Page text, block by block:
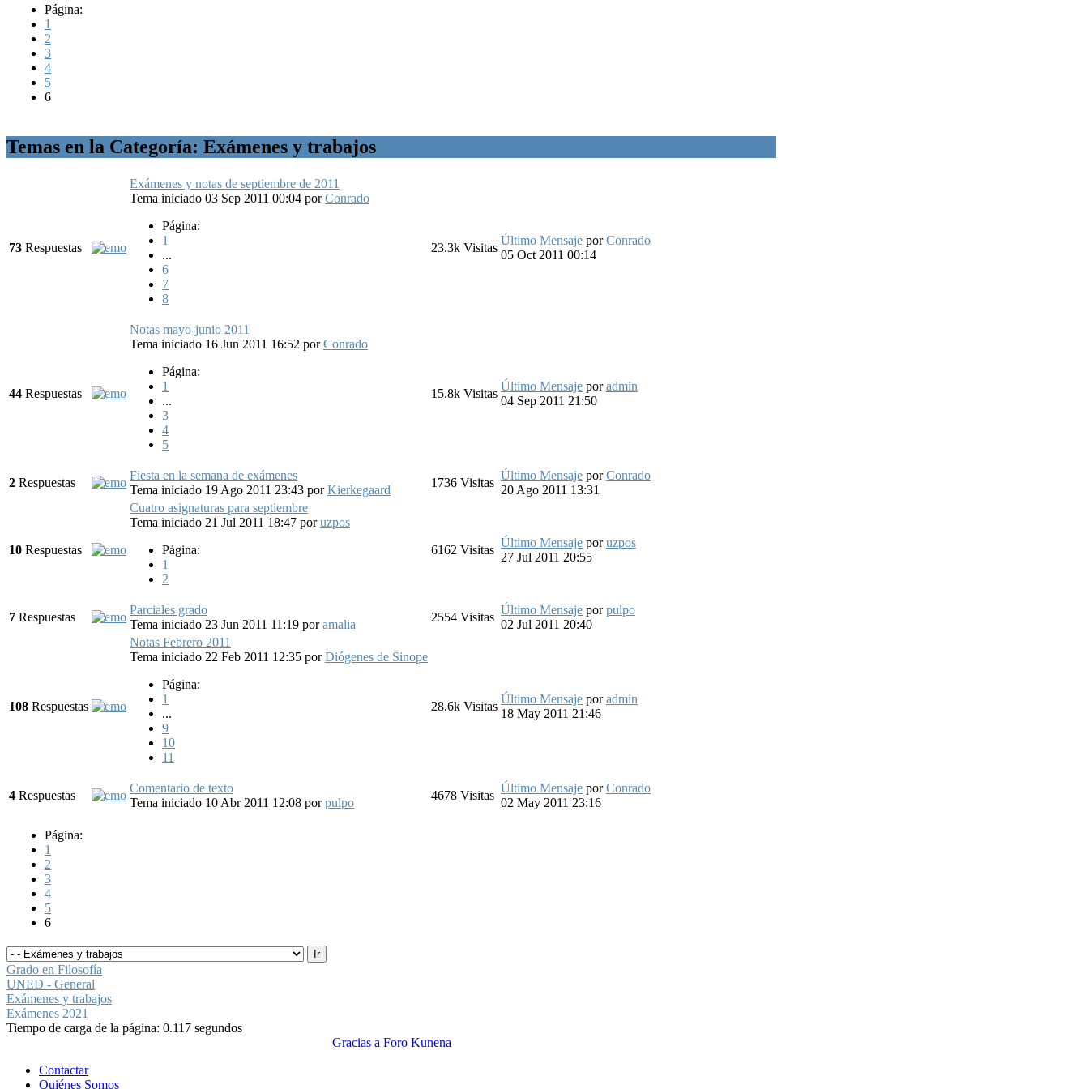
Página:
1
2
3
4
5
6
Temas en la Categoría: Exámenes y trabajos
73 Respuestas
Exámenes y notas de septiembre de 2011
Tema iniciado 03 Sep 2011 00:04 porConrado
Página:
1
...
6
7
8
23.3k Visitas
Último Mensaje porConrado
05 Oct 2011 00:14
44 Respuestas
Notas mayo-junio 2011
Tema iniciado 16 Jun 2011 16:52 porConrado
Página:
1
...
3
4
5
15.8k Visitas
Último Mensaje poradmin
04 Sep 2011 21:50
2 Respuestas
Fiesta en la semana de exámenes
Tema iniciado 19 Ago 2011 23:43 porKierkegaard
1736 Visitas
Último Mensaje porConrado
20 Ago 2011 13:31
10 Respuestas
Cuatro asignaturas para septiembre
Tema iniciado 21 Jul 2011 18:47 poruzpos
Página:
1
2
6162 Visitas
Último Mensaje poruzpos
27 Jul 2011 20:55
7 Respuestas
Parciales grado
Tema iniciado 23 Jun 2011 11:19 poramalia
2554 Visitas
Último Mensaje porpulpo
02 Jul 2011 20:40
108 Respuestas
Notas Febrero 2011
Tema iniciado 22 Feb 2011 12:35 porDiógenes de Sinope
Página:
1
...
9
10
11
28.6k Visitas
Último Mensaje poradmin
18 May 2011 21:46
4 Respuestas
Comentario de texto
Tema iniciado 10 Abr 2011 12:08 porpulpo
4678 Visitas
Último Mensaje porConrado
02 May 2011 23:16
Página:
1
2
3
4
5
6
Grado en Filosofía
UNED - General
Exámenes y trabajos
Exámenes 2021
Tiempo de carga de la página: 0.117 segundos
Gracias a Foro Kunena
Contactar
Quiénes Somos